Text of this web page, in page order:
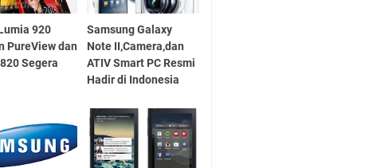
920
PureView dan
Segera
Samsung Galaxy
Note II,Camera,dan
ATIV Smart PC Resmi
Hadir di Indonesia